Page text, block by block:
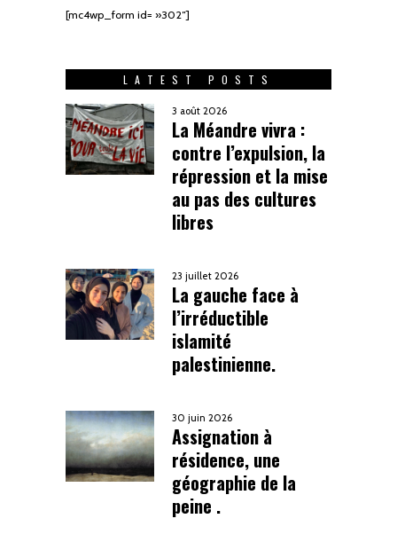
[mc4wp_form id= »302″]
LATEST POSTS
3 août 2026
La Méandre vivra :
contre l’expulsion, la
répression et la mise
au pas des cultures
libres
23 juillet 2026
La gauche face à
l’irréductible
islamité
palestinienne.
30 juin 2026
Assignation à
résidence, une
géographie de la
peine .